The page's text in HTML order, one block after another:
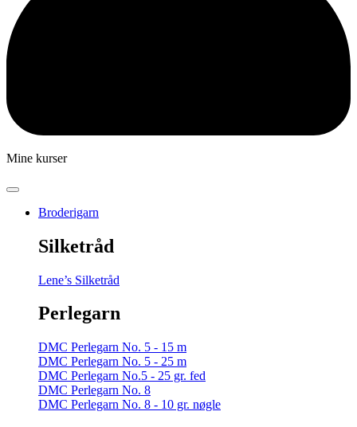
Mine kurser
Broderigarn
Silketråd
Lene’s Silketråd
Perlegarn
DMC Perlegarn No. 5 - 15 m
DMC Perlegarn No. 5 - 25 m
DMC Perlegarn No.5 - 25 gr. fed
DMC Perlegarn No. 8
DMC Perlegarn No. 8 - 10 gr. nøgle